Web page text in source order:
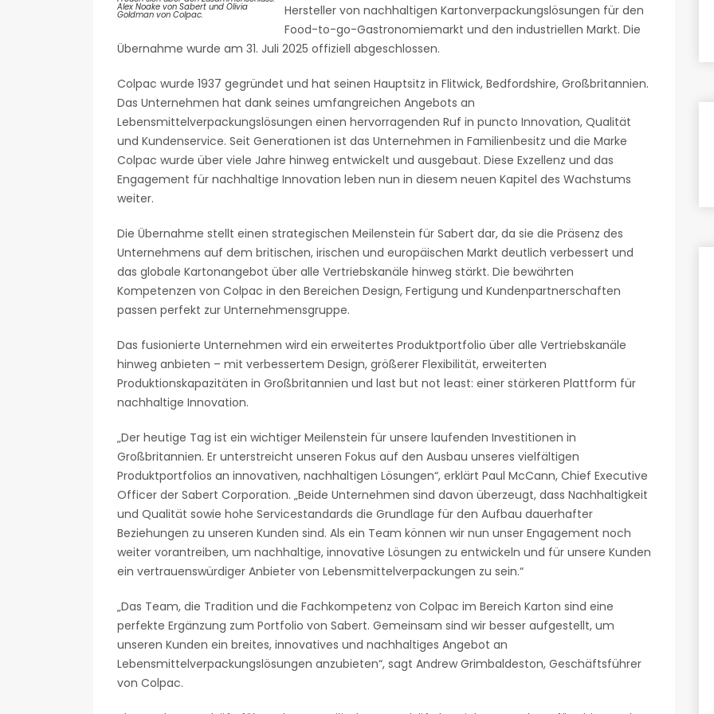
Alex Noake von Sabert und Olivia
Goldman von Colpac.
Hersteller von nachhaltigen Kartonverpackungslösungen für den
Food-to-go-Gastronomiemarkt und den industriellen Markt. Die
Übernahme wurde am 31. Juli 2025 offiziell abgeschlossen.
Colpac wurde 1937 gegründet und hat seinen Hauptsitz in Flitwick, Bedfordshire, Großbritannien.
Das Unternehmen hat dank seines umfangreichen Angebots an
Lebensmittelverpackungslösungen einen hervorragenden Ruf in puncto Innovation, Qualität
und Kundenservice. Seit Generationen ist das Unternehmen in Familienbesitz und die Marke
Colpac wurde über viele Jahre hinweg entwickelt und ausgebaut. Diese Exzellenz und das
Engagement für nachhaltige Innovation leben nun in diesem neuen Kapitel des Wachstums
weiter.
Die Übernahme stellt einen strategischen Meilenstein für Sabert dar, da sie die Präsenz des
Unternehmens auf dem britischen, irischen und europäischen Markt deutlich verbessert und
das globale Kartonangebot über alle Vertriebskanäle hinweg stärkt. Die bewährten
Kompetenzen von Colpac in den Bereichen Design, Fertigung und Kundenpartnerschaften
passen perfekt zur Unternehmensgruppe.
Das fusionierte Unternehmen wird ein erweitertes Produktportfolio über alle Vertriebskanäle
hinweg anbieten – mit verbessertem Design, größerer Flexibilität, erweiterten
Produktionskapazitäten in Großbritannien und last but not least: einer stärkeren Plattform für
nachhaltige Innovation.
„Der heutige Tag ist ein wichtiger Meilenstein für unsere laufenden Investitionen in
Großbritannien. Er unterstreicht unseren Fokus auf den Ausbau unseres vielfältigen
Produktportfolios an innovativen, nachhaltigen Lösungen“, erklärt Paul McCann, Chief Executive
Officer der Sabert Corporation. „Beide Unternehmen sind davon überzeugt, dass Nachhaltigkeit
und Qualität sowie hohe Servicestandards die Grundlage für den Aufbau dauerhafter
Beziehungen zu unseren Kunden sind. Als ein Team können wir nun unser Engagement noch
weiter vorantreiben, um nachhaltige, innovative Lösungen zu entwickeln und für unsere Kunden
ein vertrauenswürdiger Anbieter von Lebensmittelverpackungen zu sein.“
„Das Team, die Tradition und die Fachkompetenz von Colpac im Bereich Karton sind eine
perfekte Ergänzung zum Portfolio von Sabert. Gemeinsam sind wir besser aufgestellt, um
unseren Kunden ein breites, innovatives und nachhaltiges Angebot an
Lebensmittelverpackungslösungen anzubieten“, sagt Andrew Grimbaldeston, Geschäftsführer
von Colpac.